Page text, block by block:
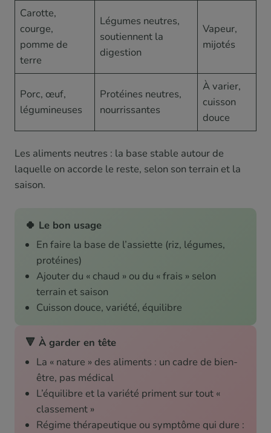
Carotte,
courge,
pomme de
terre
Légumes neutres,
soutiennent la
digestion
Vapeur,
mijotés
Porc, œuf,
légumineuses
Protéines neutres,
nourrissantes
À varier,
cuisson
douce
Les aliments neutres : la base stable autour de
laquelle on accorde le reste, selon son terrain et la
saison.
🍀 Le bon usage
En faire la base de l’assiette (riz, légumes,
protéines)
Ajouter du « chaud » ou du « frais » selon
terrain et saison
Cuisson douce, variété, équilibre
🔻 À garder en tête
La « nature » des aliments : un cadre de bien-
être, pas médical
L’équilibre et la variété priment sur tout «
classement »
Régime thérapeutique ou symptôme qui dure :